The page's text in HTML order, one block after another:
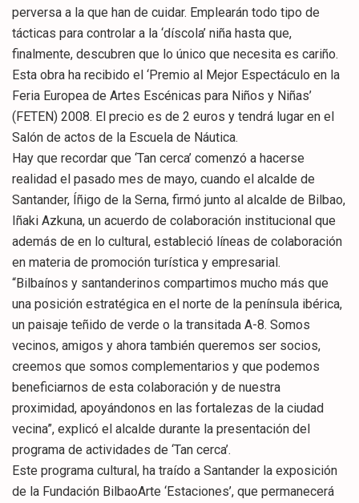
perversa a la que han de cuidar. Emplearán todo tipo de
tácticas para controlar a la ‘díscola’ niña hasta que,
finalmente, descubren que lo único que necesita es cariño.
Esta obra ha recibido el ‘Premio al Mejor Espectáculo en la
Feria Europea de Artes Escénicas para Niños y Niñas’
(FETEN) 2008. El precio es de 2 euros y tendrá lugar en el
Salón de actos de la Escuela de Náutica.
Hay que recordar que ‘Tan cerca’ comenzó a hacerse
realidad el pasado mes de mayo, cuando el alcalde de
Santander, Íñigo de la Serna, firmó junto al alcalde de Bilbao,
Iñaki Azkuna, un acuerdo de colaboración institucional que
además de en lo cultural, estableció líneas de colaboración
en materia de promoción turística y empresarial.
“Bilbaínos y santanderinos compartimos mucho más que
una posición estratégica en el norte de la península ibérica,
un paisaje teñido de verde o la transitada A-8. Somos
vecinos, amigos y ahora también queremos ser socios,
creemos que somos complementarios y que podemos
beneficiarnos de esta colaboración y de nuestra
proximidad, apoyándonos en las fortalezas de la ciudad
vecina”, explicó el alcalde durante la presentación del
programa de actividades de ‘Tan cerca’.
Este programa cultural, ha traído a Santander la exposición
de la Fundación BilbaoArte ‘Estaciones’, que permanecerá